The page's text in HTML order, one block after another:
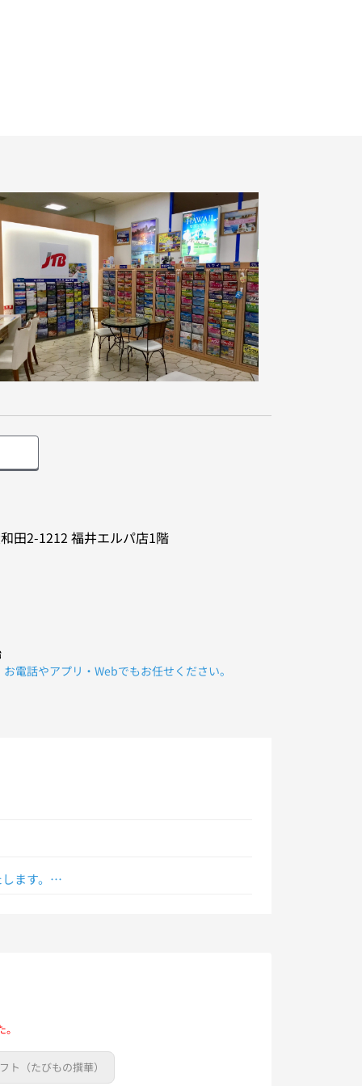
田2-1212 福井エルパ店1階
電話やアプリ・Webでもお任せください。
ます。
ト（たびもの撰華）